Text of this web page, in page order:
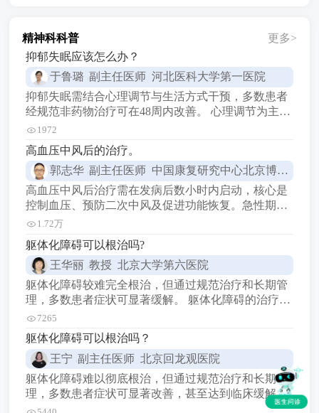
精神科科普
更多>
抑郁失眠应该怎么办？
于鲁璐 副主任医师 河北医科大学第一医院
抑郁失眠需结合心理调节与生活方式干预，多数患者
经规范非药物治疗可在48周内改善。 心理调节为主：
认知行为疗法CBTI是一线非药物干预手段，通过纠正
生活方式优化：固定作息时间如23:00前入睡，7:00起
床，睡前1小时远离电子设备，适度运动如快走30分
钟可提升睡眠质量。 特殊人
1972
高血压中风后的治疗。
郭志华 副主任医师 中国康复研究中心北京博爱医院
高血压中风后治疗需在发病后数小时内启动，核心是
控制血压、预防二次中风及促进功能恢复。急性期以
神经保护与血压管理为主，恢复期需结合康复训练与
需在45小时内评估静脉溶栓或血管内治疗，同时严格
控制血压（一般不超过180/105mmHg），避免降压过
度影响脑灌注。 二、药物治疗 需长期服用的药物
1.72万
躯体化障碍可以根治吗?
王华丽 教授 北京大学第六医院
躯体化障碍较难完全根治，但通过规范治疗和长期管
理，多数患者症状可显著缓解。 躯体化障碍的治疗与
管理 药物治疗：常用抗抑郁药（如通用抗抑郁药
1）、抗焦虑药（如通用抗焦虑药1）及对症药物（如
通用对症药1），需在医生指导下使用，避免自行用
药。 心理治疗：认知行为疗法（CBT）帮助识别和调
7265
躯体化障碍可以根治吗？
王宁 副主任医师 北京回龙观医院
躯体化障碍难以彻底根治，但通过规范治疗和长期管
理，多数患者症状可显著改善，甚至达到临床缓解。
躯体化障碍能否根治？ 躯体化障碍属于慢性精神障